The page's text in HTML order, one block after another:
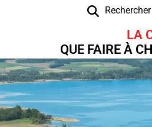
Rechercher
principale LA
QUE FAIRE À